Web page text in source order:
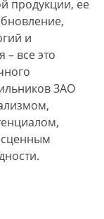
продукции, ее
и
– все это
ЗАО